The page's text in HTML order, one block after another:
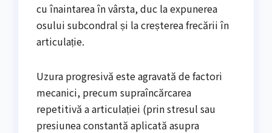
cu înaintarea în vârsta, duc la expunerea
osului subcondral și la creșterea frecării în
articulație.
Uzura progresivă este agravată de factori
mecanici, precum supraîncărcarea
repetitivă a articulației (prin stresul sau
presiunea constantă aplicată asupra